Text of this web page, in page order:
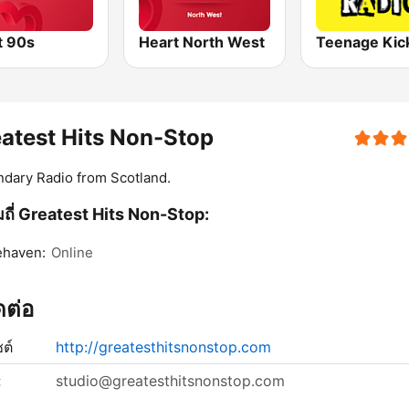
90s Heart North West
Hits Non-Stop
Radio from Scotland.
ถี่ Greatest Hits Non-Stop:
Online
ต่อ
ต์
http://greatesthitsnonstop.com
studio@greatesthitsnonstop.com